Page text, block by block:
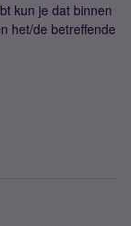
kun je dat binnen
het/de betreffende